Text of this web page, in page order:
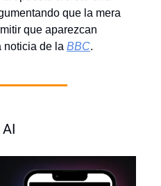
que la mera
que aparezcan
noticia de la BBC.